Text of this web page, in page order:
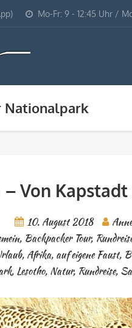
Mo-Fr: 9 - 12:45 Uhr /
Nationalpark
Von
10. August 2018
, Backpacker Tour,
, Afrika, auf eigene Faust,
, Lesotho, Natur, Rundreise,